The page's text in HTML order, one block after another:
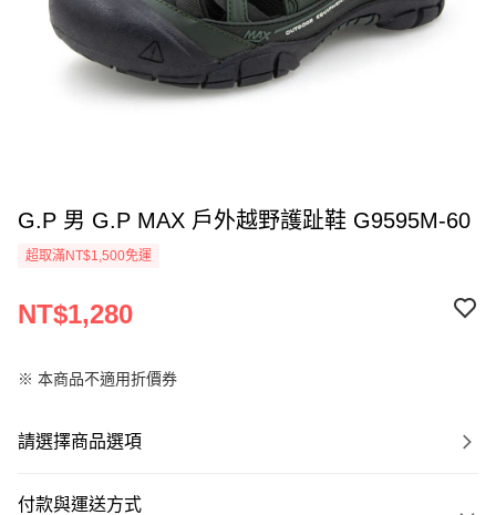
G.P 男 G.P MAX 戶外越野護趾鞋 G9595M-60
超取滿NT$1,500免運
NT$1,280
※ 本商品不適用折價券
請選擇商品選項
付款與運送方式